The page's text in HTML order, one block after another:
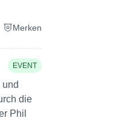
Merken
EVENT
die
Phil